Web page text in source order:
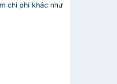
chi phí khác như